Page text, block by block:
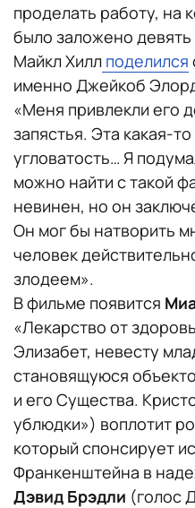
проделать работу, на
было заложено
Майкл Хилл поделился
именно Джейкоб
«Меня привлекли его
запястья. Эта какая-
угловатость… Я
можно найти с такой
невинен, но он
Он мог бы натворить
человек
злодеем».
В фильме появится
«Лекарство от
Элизабет, невесту
становящуюся
и его Существа.
ублюдки») воплотит
который спонсирует
Франкенштейна в
Дэвид Брэдли (голос